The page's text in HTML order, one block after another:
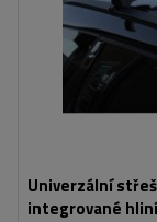
Univerzální
integrované